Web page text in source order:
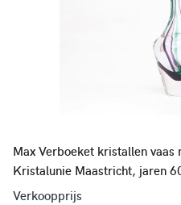
Max Verboeket kristallen
Kristalunie Maastricht, jaren
Verkoopprijs